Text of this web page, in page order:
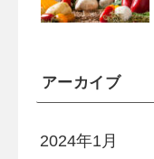
アーカイブ
2024年1月